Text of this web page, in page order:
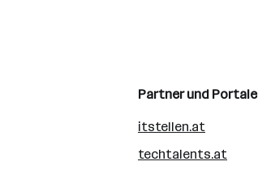
Partner und Portale
itstellen.at
techtalents.at